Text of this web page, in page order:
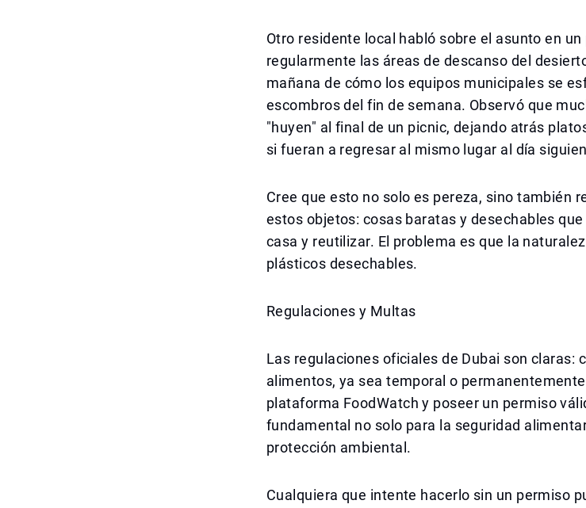
Otro residente local habló sobre el asunto en
regularmente las áreas de descanso del
mañana de cómo los equipos municipales se
escombros del fin de semana. Observó que
"huyen" al final de un picnic, dejando atrás
si fueran a regresar al mismo lugar al día
Cree que esto no solo es pereza, sino también
estos objetos: cosas baratas y desechables
casa y reutilizar. El problema es que la
plásticos desechables.
Regulaciones y Multas
Las regulaciones oficiales de Dubai son claras:
alimentos, ya sea temporal o
plataforma FoodWatch y poseer un permiso
fundamental no solo para la seguridad
protección ambiental.
Cualquiera que intente hacerlo sin un permiso